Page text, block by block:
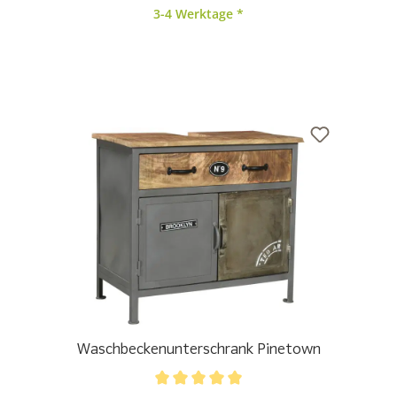
3-4 Werktage *
Waschbeckenunterschrank Pinetown